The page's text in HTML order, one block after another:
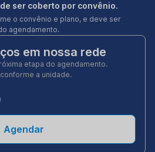
ser coberto por convênio.
o convênio e plano, e deve ser
agendamento.
em nossa rede
etapa do agendamento.
a unidade.
Agendar